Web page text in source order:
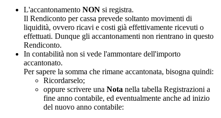
L'accantonamento NON si registra.
Il Rendiconto per cassa prevede soltanto movimenti di
liquidità, ovvero ricavi e costi già effettivamente ricevuti o
effettuati. Dunque gli accantonamenti non rientrano in questo
Rendiconto.
In contabilità non si vede l'ammontare dell'importo
accantonato.
Per sapere la somma che rimane accantonata, bisogna quindi:
Ricordarselo;
oppure scrivere una Nota nella tabella Registrazioni a
fine anno contabile, ed eventualmente anche ad inizio
del nuovo anno contabile: